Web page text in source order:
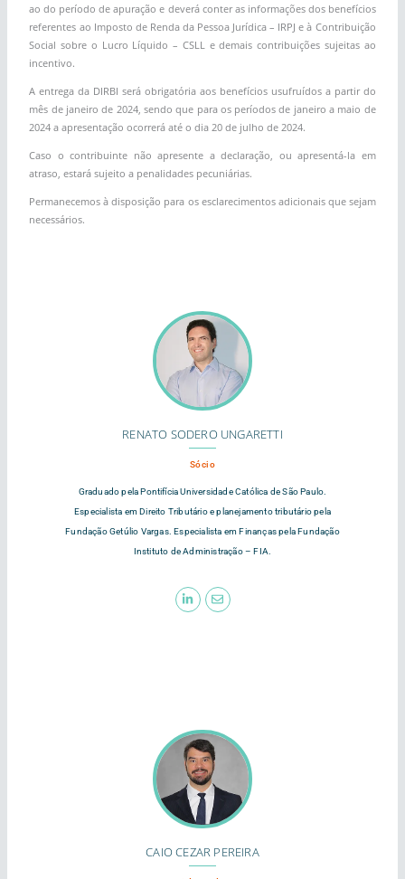
ao do período de apuração e deverá conter as informações dos benefícios
referentes ao Imposto de Renda da Pessoa Jurídica – IRPJ e à Contribuição
Social sobre o Lucro Líquido – CSLL e demais contribuições sujeitas ao
incentivo.
A entrega da DIRBI será obrigatória aos benefícios usufruídos a partir do
mês de janeiro de 2024, sendo que para os períodos de janeiro a maio de
2024 a apresentação ocorrerá até o dia 20 de julho de 2024.
Caso o contribuinte não apresente a declaração, ou apresentá-la em
atraso, estará sujeito a penalidades pecuniárias.
Permanecemos à disposição para os esclarecimentos adicionais que sejam
necessários.
RENATO SODERO UNGARETTI
Sócio
Graduado pela Pontifícia Universidade Católica de São Paulo.
Especialista em Direito Tributário e planejamento tributário pela
Fundação Getúlio Vargas. Especialista em Finanças pela Fundação
Instituto de Administração – FIA.
CAIO CEZAR PEREIRA